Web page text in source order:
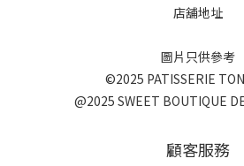
店舖地址
圖片只供參考
©2025 PATISSERIE
@2025 SWEET BOUTIQUE
顧客服務